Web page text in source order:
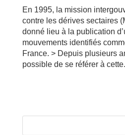
En 1995, la mission
contre les dérives sectaires
donné lieu à la publication
mouvements identifiés
France. > Depuis plusieurs
possible de se référer à